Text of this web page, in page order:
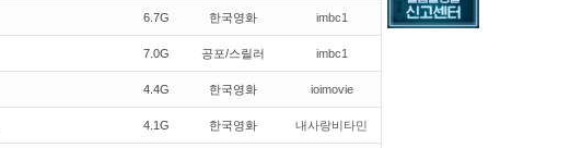
6.7G 한국영화 imbc1
7.0G 공포/스릴러 imbc1
4.4G 한국영화 ioimovie
4.1G 한국영화 내사랑비타민